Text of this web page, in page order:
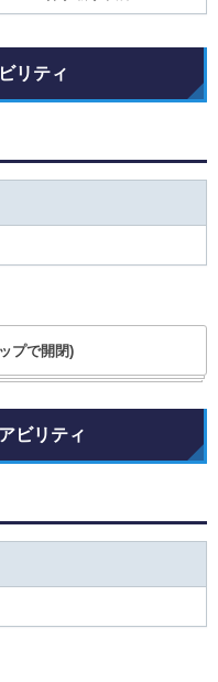
リティ
プで開閉)
ビリティ